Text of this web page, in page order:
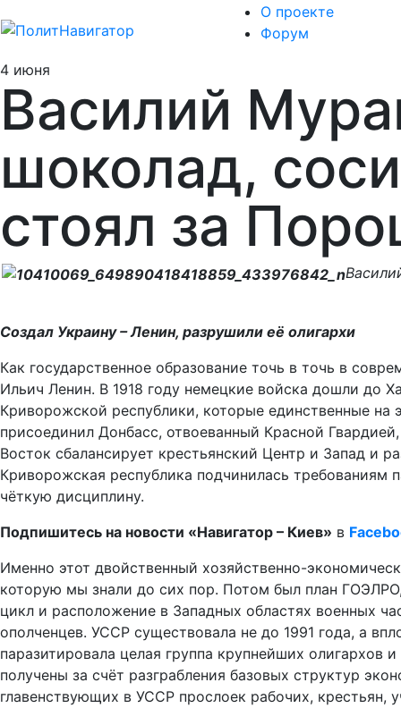
О проекте
Форум
4 июня
Василий
шоколад,
стоял за
Создал Украину – Ленин, разрушили её олигархи
Как государственное образование точь в точь в
Ильич Ленин. В 1918 году немецкие войска дошли до
Криворожской республики, которые единственные
присоединил Донбасс, отвоеванный Красной
Восток сбалансирует крестьянский Центр и Запад и
Криворожская республика подчинилась требованиям
чёткую дисциплину.
Подпишитесь на новости «Навигатор – Киев» в
Именно этот двойственный хозяйственно-
которую мы знали до сих пор. Потом был план
цикл и расположение в Западных областях военных
ополченцев. УССР существовала не до 1991 года, а
паразитировала целая группа крупнейших олигархов
получены за счёт разграбления базовых структур
главенствующих в УССР прослоек рабочих, крестьян,